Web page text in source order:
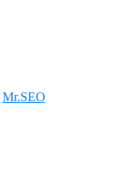
Mr.SEO